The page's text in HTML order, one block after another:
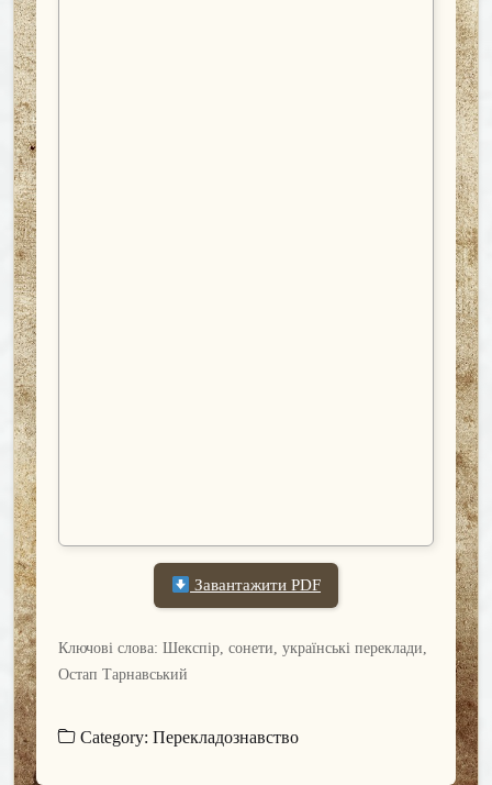
Завантажити PDF
Ключові слова: Шекспір, сонети, українські переклади,
Остап Тарнавський
Category: Перекладознавство